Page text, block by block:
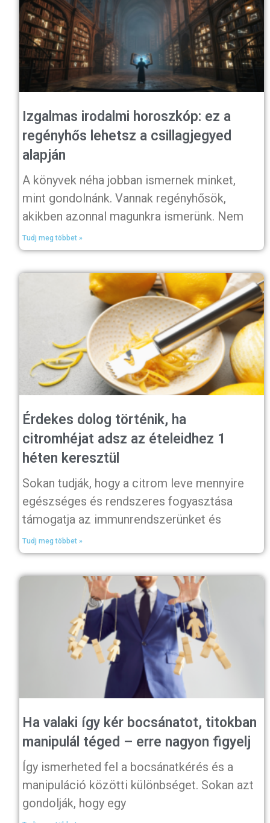
Izgalmas irodalmi horoszkóp: ez a
regényhős lehetsz a csillagjegyed
alapján
A könyvek néha jobban ismernek minket,
mint gondolnánk. Vannak regényhősök,
akikben azonnal magunkra ismerünk. Nem
Tudj meg többet »
Érdekes dolog történik, ha
citromhéjat adsz az ételeidhez 1
héten keresztül
Sokan tudják, hogy a citrom leve mennyire
egészséges és rendszeres fogyasztása
támogatja az immunrendszerünket és
Tudj meg többet »
Ha valaki így kér bocsánatot, titokban
manipulál téged – erre nagyon figyelj
Így ismerheted fel a bocsánatkérés és a
manipuláció közötti különbséget. Sokan azt
gondolják, hogy egy